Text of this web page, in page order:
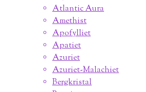
Atlantic Aura
Amethist
Apofylliet
Apatiet
Azuriet
Azuriet-Malachiet
Bergkristal